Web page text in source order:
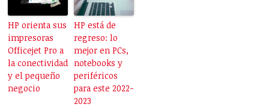
HP orienta sus
impresoras
Officejet Pro a
la conectividad
y el pequeño
negocio
HP está de
regreso: lo
mejor en PCs,
notebooks y
periféricos
para este 2022-
2023